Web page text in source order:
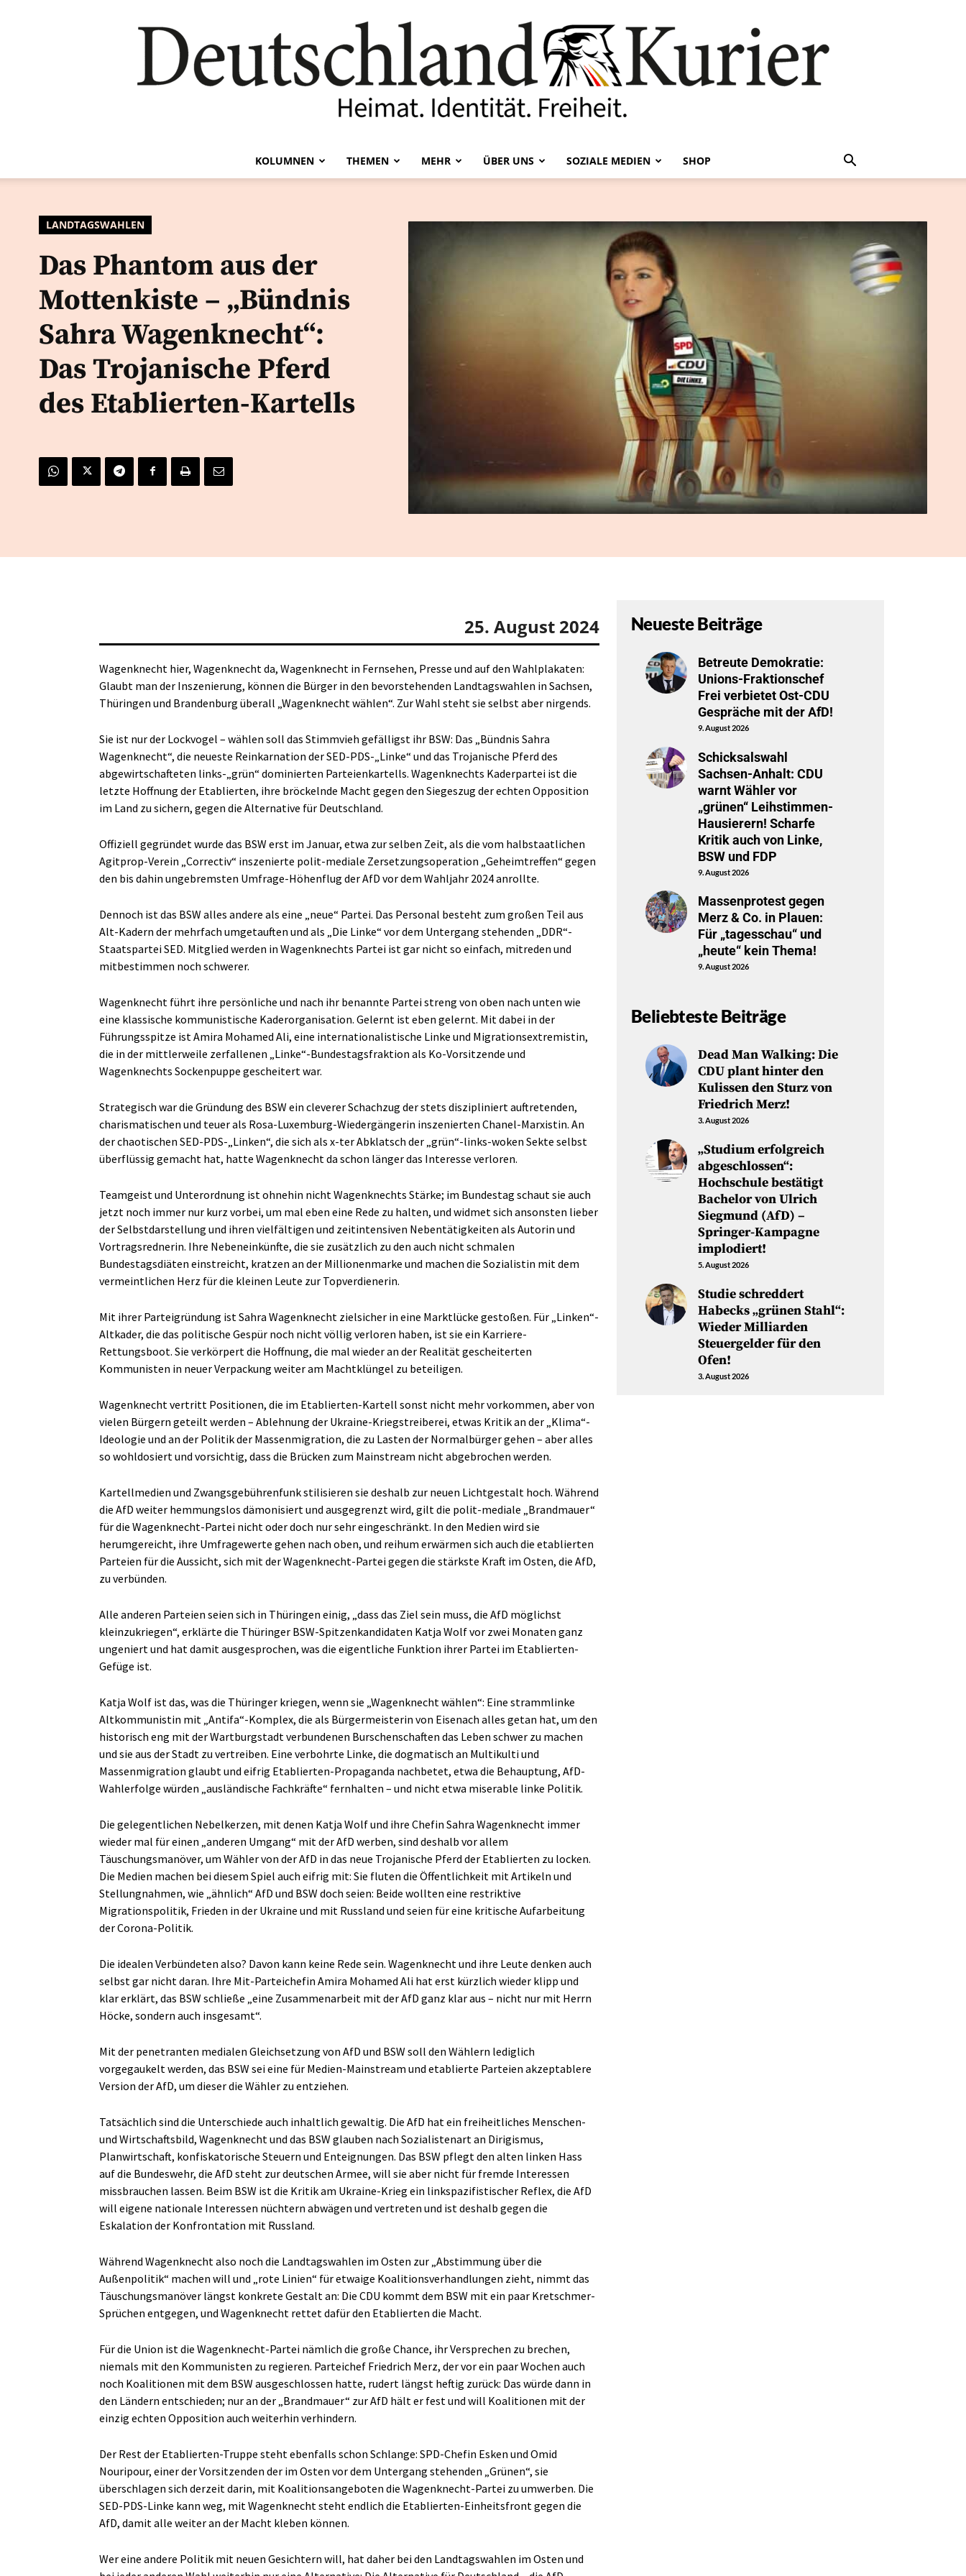
KOLUMNEN THEMEN MEHR ÜBER UNS SOZIALE MEDIEN SHOP
LANDTAGSWAHLEN
Das Phantom aus der
Mottenkiste – „Bündnis
Sahra Wagenknecht“:
Das Trojanische Pferd
des Etablierten-Kartells
25. August 2024
Wagenknecht hier, Wagenknecht da, Wagenknecht in Fernsehen, Presse und auf den Wahlplakaten:
Glaubt man der Inszenierung, können die Bürger in den bevorstehenden Landtagswahlen in Sachsen,
Thüringen und Brandenburg überall „Wagenknecht wählen“. Zur Wahl steht sie selbst aber nirgends.
Sie ist nur der Lockvogel – wählen soll das Stimmvieh gefälligst ihr BSW: Das „Bündnis Sahra
Wagenknecht“, die neueste Reinkarnation der SED-PDS-„Linke“ und das Trojanische Pferd des
abgewirtschafteten links-„grün“ dominierten Parteienkartells. Wagenknechts Kaderpartei ist die
letzte Hoffnung der Etablierten, ihre bröckelnde Macht gegen den Siegeszug der echten Opposition
im Land zu sichern, gegen die Alternative für Deutschland.
Offiziell gegründet wurde das BSW erst im Januar, etwa zur selben Zeit, als die vom halbstaatlichen
Agitprop-Verein „Correctiv“ inszenierte polit-mediale Zersetzungsoperation „Geheimtreffen“ gegen
den bis dahin ungebremsten Umfrage-Höhenflug der AfD vor dem Wahljahr 2024 anrollte.
Dennoch ist das BSW alles andere als eine „neue“ Partei. Das Personal besteht zum großen Teil aus
Alt-Kadern der mehrfach umgetauften und als „Die Linke“ vor dem Untergang stehenden „DDR“-
Staatspartei SED. Mitglied werden in Wagenknechts Partei ist gar nicht so einfach, mitreden und
mitbestimmen noch schwerer.
Wagenknecht führt ihre persönliche und nach ihr benannte Partei streng von oben nach unten wie
eine klassische kommunistische Kaderorganisation. Gelernt ist eben gelernt. Mit dabei in der
Führungsspitze ist Amira Mohamed Ali, eine internationalistische Linke und Migrationsextremistin,
die in der mittlerweile zerfallenen „Linke“-Bundestagsfraktion als Ko-Vorsitzende und
Wagenknechts Sockenpuppe gescheitert war.
Strategisch war die Gründung des BSW ein cleverer Schachzug der stets diszipliniert auftretenden,
charismatischen und teuer als Rosa-Luxemburg-Wiedergängerin inszenierten Chanel-Marxistin. An
der chaotischen SED-PDS-„Linken“, die sich als x-ter Abklatsch der „grün“-links-woken Sekte selbst
überflüssig gemacht hat, hatte Wagenknecht da schon länger das Interesse verloren.
Teamgeist und Unterordnung ist ohnehin nicht Wagenknechts Stärke; im Bundestag schaut sie auch
jetzt noch immer nur kurz vorbei, um mal eben eine Rede zu halten, und widmet sich ansonsten lieber
der Selbstdarstellung und ihren vielfältigen und zeitintensiven Nebentätigkeiten als Autorin und
Vortragsrednerin. Ihre Nebeneinkünfte, die sie zusätzlich zu den auch nicht schmalen
Bundestagsdiäten einstreicht, kratzen an der Millionenmarke und machen die Sozialistin mit dem
vermeintlichen Herz für die kleinen Leute zur Topverdienerin.
Mit ihrer Parteigründung ist Sahra Wagenknecht zielsicher in eine Marktlücke gestoßen. Für „Linken“-
Altkader, die das politische Gespür noch nicht völlig verloren haben, ist sie ein Karriere-
Rettungsboot. Sie verkörpert die Hoffnung, die mal wieder an der Realität gescheiterten
Kommunisten in neuer Verpackung weiter am Machtklüngel zu beteiligen.
Wagenknecht vertritt Positionen, die im Etablierten-Kartell sonst nicht mehr vorkommen, aber von
vielen Bürgern geteilt werden – Ablehnung der Ukraine-Kriegstreiberei, etwas Kritik an der „Klima“-
Ideologie und an der Politik der Massenmigration, die zu Lasten der Normalbürger gehen – aber alles
so wohldosiert und vorsichtig, dass die Brücken zum Mainstream nicht abgebrochen werden.
Kartellmedien und Zwangsgebührenfunk stilisieren sie deshalb zur neuen Lichtgestalt hoch. Während
die AfD weiter hemmungslos dämonisiert und ausgegrenzt wird, gilt die polit-mediale „Brandmauer“
für die Wagenknecht-Partei nicht oder doch nur sehr eingeschränkt. In den Medien wird sie
herumgereicht, ihre Umfragewerte gehen nach oben, und reihum erwärmen sich auch die etablierten
Parteien für die Aussicht, sich mit der Wagenknecht-Partei gegen die stärkste Kraft im Osten, die AfD,
zu verbünden.
Alle anderen Parteien seien sich in Thüringen einig, „dass das Ziel sein muss, die AfD möglichst
kleinzukriegen“, erklärte die Thüringer BSW-Spitzenkandidaten Katja Wolf vor zwei Monaten ganz
ungeniert und hat damit ausgesprochen, was die eigentliche Funktion ihrer Partei im Etablierten-
Gefüge ist.
Katja Wolf ist das, was die Thüringer kriegen, wenn sie „Wagenknecht wählen“: Eine strammlinke
Altkommunistin mit „Antifa“-Komplex, die als Bürgermeisterin von Eisenach alles getan hat, um den
historisch eng mit der Wartburgstadt verbundenen Burschenschaften das Leben schwer zu machen
und sie aus der Stadt zu vertreiben. Eine verbohrte Linke, die dogmatisch an Multikulti und
Massenmigration glaubt und eifrig Etablierten-Propaganda nachbetet, etwa die Behauptung, AfD-
Wahlerfolge würden „ausländische Fachkräfte“ fernhalten – und nicht etwa miserable linke Politik.
Die gelegentlichen Nebelkerzen, mit denen Katja Wolf und ihre Chefin Sahra Wagenknecht immer
wieder mal für einen „anderen Umgang“ mit der AfD werben, sind deshalb vor allem
Täuschungsmanöver, um Wähler von der AfD in das neue Trojanische Pferd der Etablierten zu locken.
Die Medien machen bei diesem Spiel auch eifrig mit: Sie fluten die Öffentlichkeit mit Artikeln und
Stellungnahmen, wie „ähnlich“ AfD und BSW doch seien: Beide wollten eine restriktive
Migrationspolitik, Frieden in der Ukraine und mit Russland und seien für eine kritische Aufarbeitung
der Corona-Politik.
Die idealen Verbündeten also? Davon kann keine Rede sein. Wagenknecht und ihre Leute denken auch
selbst gar nicht daran. Ihre Mit-Parteichefin Amira Mohamed Ali hat erst kürzlich wieder klipp und
klar erklärt, das BSW schließe „eine Zusammenarbeit mit der AfD ganz klar aus – nicht nur mit Herrn
Höcke, sondern auch insgesamt“.
Mit der penetranten medialen Gleichsetzung von AfD und BSW soll den Wählern lediglich
vorgegaukelt werden, das BSW sei eine für Medien-Mainstream und etablierte Parteien akzeptablere
Version der AfD, um dieser die Wähler zu entziehen.
Tatsächlich sind die Unterschiede auch inhaltlich gewaltig. Die AfD hat ein freiheitliches Menschen-
und Wirtschaftsbild, Wagenknecht und das BSW glauben nach Sozialistenart an Dirigismus,
Planwirtschaft, konfiskatorische Steuern und Enteignungen. Das BSW pflegt den alten linken Hass
auf die Bundeswehr, die AfD steht zur deutschen Armee, will sie aber nicht für fremde Interessen
missbrauchen lassen. Beim BSW ist die Kritik am Ukraine-Krieg ein linkspazifistischer Reflex, die AfD
will eigene nationale Interessen nüchtern abwägen und vertreten und ist deshalb gegen die
Eskalation der Konfrontation mit Russland.
Während Wagenknecht also noch die Landtagswahlen im Osten zur „Abstimmung über die
Außenpolitik“ machen will und „rote Linien“ für etwaige Koalitionsverhandlungen zieht, nimmt das
Täuschungsmanöver längst konkrete Gestalt an: Die CDU kommt dem BSW mit ein paar Kretschmer-
Sprüchen entgegen, und Wagenknecht rettet dafür den Etablierten die Macht.
Für die Union ist die Wagenknecht-Partei nämlich die große Chance, ihr Versprechen zu brechen,
niemals mit den Kommunisten zu regieren. Parteichef Friedrich Merz, der vor ein paar Wochen auch
noch Koalitionen mit dem BSW ausgeschlossen hatte, rudert längst heftig zurück: Das würde dann in
den Ländern entschieden; nur an der „Brandmauer“ zur AfD hält er fest und will Koalitionen mit der
einzig echten Opposition auch weiterhin verhindern.
Der Rest der Etablierten-Truppe steht ebenfalls schon Schlange: SPD-Chefin Esken und Omid
Nouripour, einer der Vorsitzenden der im Osten vor dem Untergang stehenden „Grünen“, sie
überschlagen sich derzeit darin, mit Koalitionsangeboten die Wagenknecht-Partei zu umwerben. Die
SED-PDS-Linke kann weg, mit Wagenknecht steht endlich die Etablierten-Einheitsfront gegen die
AfD, damit alle weiter an der Macht kleben können.
Wer eine andere Politik mit neuen Gesichtern will, hat daher bei den Landtagswahlen im Osten und
Neueste Beiträge
Betreute Demokratie:
Unions-Fraktionschef
Frei verbietet Ost-CDU
Gespräche mit der AfD!
9. August 2026
Schicksalswahl
Sachsen-Anhalt: CDU
warnt Wähler vor
„grünen“ Leihstimmen-
Hausierern! Scharfe
Kritik auch von Linke,
BSW und FDP
9. August 2026
Massenprotest gegen
Merz & Co. in Plauen:
Für „tagesschau“ und
„heute“ kein Thema!
9. August 2026
Beliebteste Beiträge
Dead Man Walking: Die
CDU plant hinter den
Kulissen den Sturz von
Friedrich Merz!
3. August 2026
„Studium erfolgreich
abgeschlossen“:
Hochschule bestätigt
Bachelor von Ulrich
Siegmund (AfD) –
Springer-Kampagne
implodiert!
5. August 2026
Studie schreddert
Habecks „grünen Stahl“:
Wieder Milliarden
Steuergelder für den
Ofen!
3. August 2026